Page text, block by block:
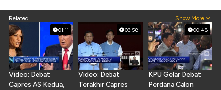
Related Show More
01:11
Video: Debat
Capres AS Kedua,
03:58
Video: Debat
Terakhir Capres
00:48
KPU Gelar Debat
Perdana Calon